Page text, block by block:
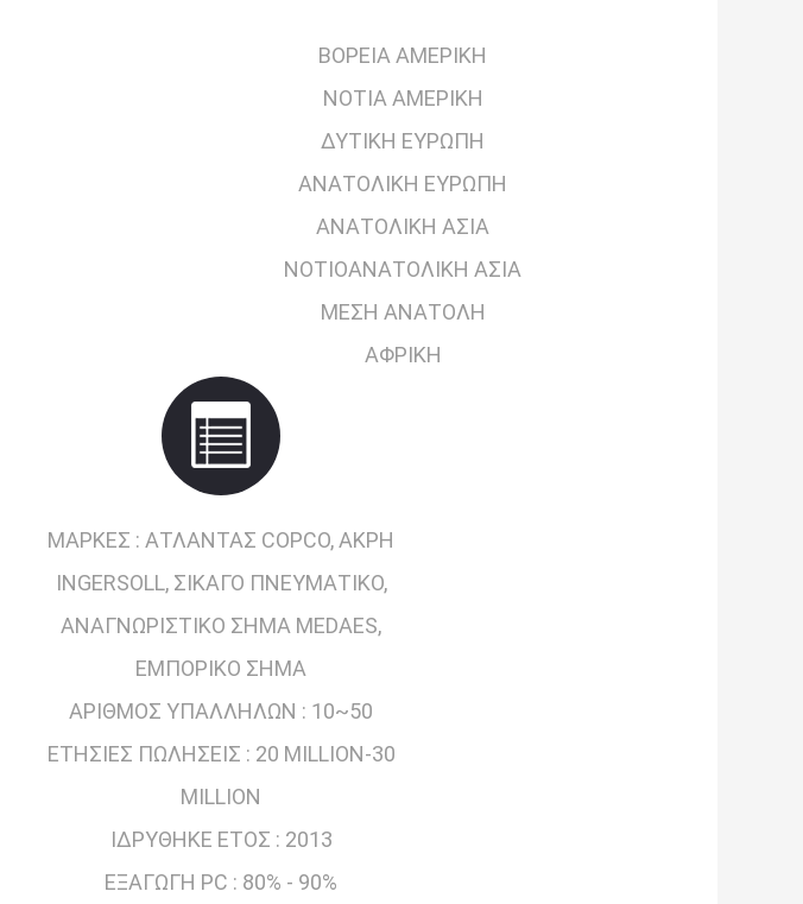
ΒΌΡΕΙΑ ΑΜΕΡΙΚΉ
ΝΌΤΙΑ ΑΜΕΡΙΚΉ
ΔΥΤΙΚΉ ΕΥΡΏΠΗ
ΑΝΑΤΟΛΙΚΉ ΕΥΡΏΠΗ
ΑΝΑΤΟΛΙΚΉ ΑΣΊΑ
ΝΟΤΙΟΑΝΑΤΟΛΙΚΉ ΑΣΊΑ
ΜΈΣΗ ΑΝΑΤΟΛΉ
ΑΦΡΙΚΉ
ΜΆΡΚΕΣ : ΆΤΛΑΝΤΑΣ COPCO, ΆΚΡΗ
INGERSOLL, ΣΙΚΆΓΟ ΠΝΕΥΜΑΤΙΚΌ,
ΑΝΑΓΝΩΡΙΣΤΙΚΌ ΣΉΜΑ MEDAES,
ΕΜΠΟΡΙΚΌ ΣΉΜΑ
ΑΡΙΘΜΌΣ ΥΠΑΛΛΉΛΩΝ : 10~50
ΕΤΉΣΙΕΣ ΠΩΛΉΣΕΙΣ : 20 MILLION-30
MILLION
ΙΔΡΎΘΗΚΕ ΈΤΟΣ : 2013
ΕΞΑΓΩΓΉ PC : 80% - 90%